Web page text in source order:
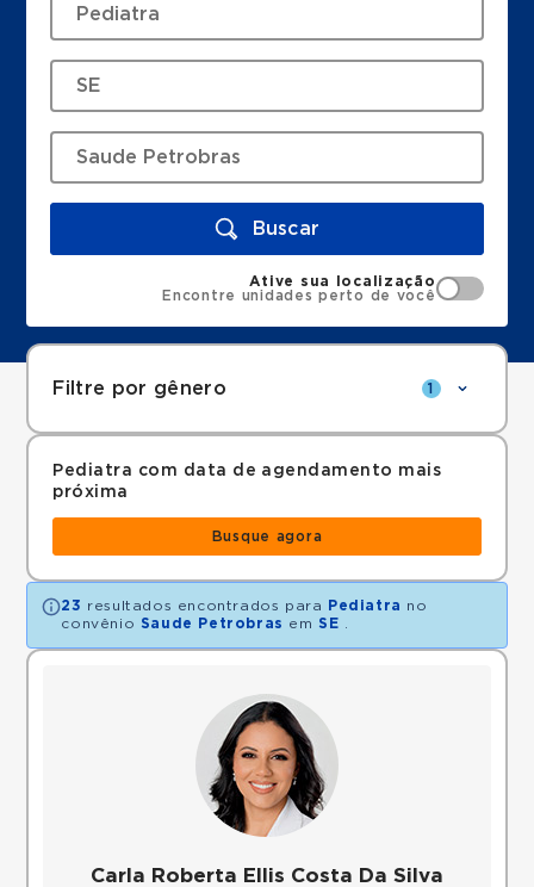
Buscar
Ative sua localização
Encontre unidades perto de você
Filtre por gênero 1
Pediatra com data de agendamento mais
próxima
Busque agora
23 resultados encontrados para Pediatra no
convênio Saude Petrobras em SE
Carla Roberta Ellis Costa Da Silva